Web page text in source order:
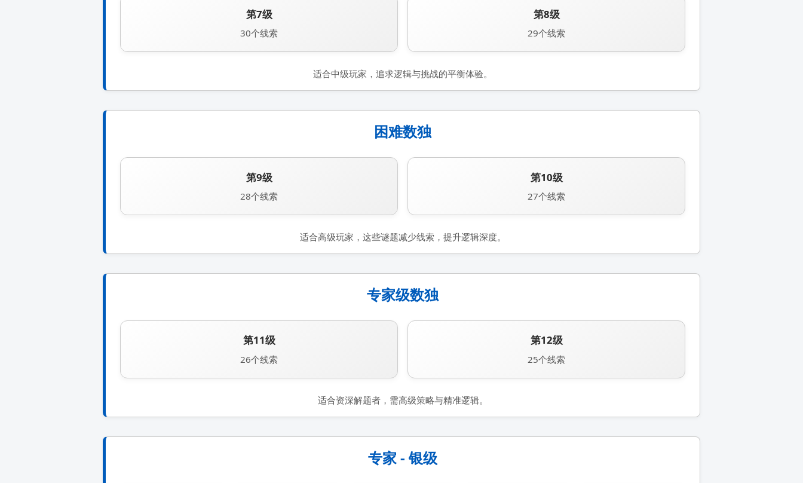
第7级
30个线索
第8级
29个线索
适合中级玩家，追求逻辑与挑战的平衡体验。
困难数独
第9级
28个线索
第10级
27个线索
适合高级玩家，这些谜题减少线索，提升逻辑深度。
专家级数独
第11级
26个线索
第12级
25个线索
适合资深解题者，需高级策略与精准逻辑。
专家 - 银级